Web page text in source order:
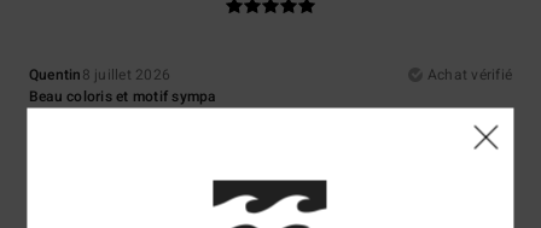
Quentin8 juillet 2026
Achat vérifié
Beau coloris et motif sympa